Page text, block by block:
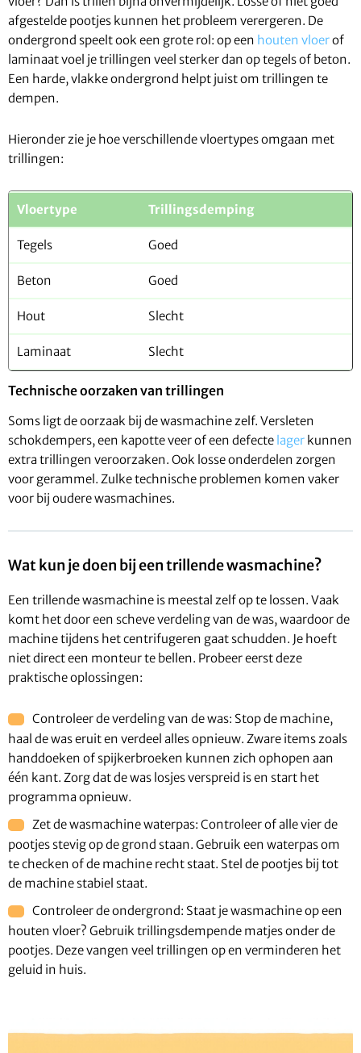
afgestelde pootjes kunnen het probleem verergeren. De
ondergrond speelt ook een grote rol: op een houten vloerof
laminaat voel je trillingen veel sterker dan op tegels of beton.
Een harde, vlakke ondergrond helpt juist om trillingen te
dempen.
Hieronder zie je hoe verschillende vloertypes omgaan met
trillingen:
Vloertype Trillingsdemping
Tegels Goed
Beton Goed
Hout Slecht
Laminaat Slecht
Technische oorzaken van trillingen
Soms ligt de oorzaak bij de wasmachine zelf. Versleten
schokdempers, een kapotte veer of een defecte lager kunnen
extra trillingen veroorzaken. Ook losse onderdelen zorgen
voor gerammel. Zulke technische problemen komen vaker
voor bij oudere wasmachines.
Wat kun je doen bij een trillende wasmachine?
Een trillende wasmachine is meestal zelf op te lossen. Vaak
komt het door een scheve verdeling van de was, waardoor de
machine tijdens het centrifugeren gaat schudden. Je hoeft
niet direct een monteur te bellen. Probeer eerst deze
praktische oplossingen:
Controleer de verdeling van de was: Stop de machine,
haal de was eruit en verdeel alles opnieuw. Zware items zoals
handdoeken of spijkerbroeken kunnen zich ophopen aan
één kant. Zorg dat de was losjes verspreid is en start het
programma opnieuw.
Zet de wasmachine waterpas: Controleer of alle vier de
pootjes stevig op de grond staan. Gebruik een waterpas om
te checken of de machine recht staat. Stel de pootjes bij tot
de machine stabiel staat.
Controleer de ondergrond: Staat je wasmachine op een
houten vloer? Gebruik trillingsdempende matjes onder de
pootjes. Deze vangen veel trillingen op en verminderen het
geluid in huis.